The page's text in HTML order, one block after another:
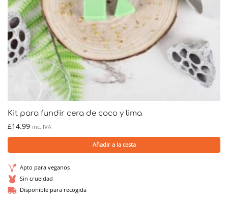
Kit para fundir cera de coco y lima
£14.99 inc. IVA
Añadir a la cesta
Apto para veganos
Sin crueldad
Disponible para recogida